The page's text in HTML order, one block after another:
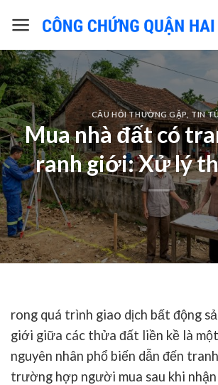
CÂU HỎI THƯỜNG GẶP , TIN
Mua nhà đất có
ranh giới: Xử lý
rong quá trình giao dịch bất động
giới giữa các thửa đất liền kề là
nguyên nhân phổ biến dẫn đến
trường hợp người mua sau khi